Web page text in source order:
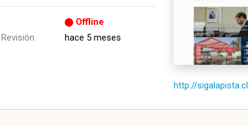
Offline
hace 5 meses
http://sigalapista.cl